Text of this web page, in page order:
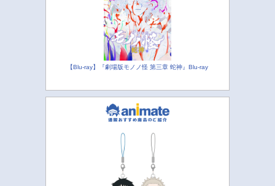
【Blu-ray】『劇場版モノノ怪 第三章 蛇神』Blu-ray